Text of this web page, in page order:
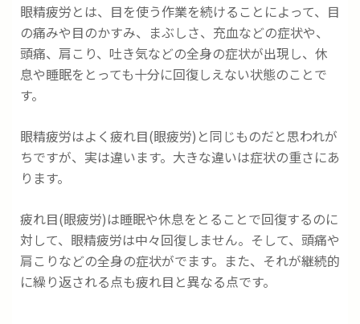
眼精疲労とは、目を使う作業を続けることによって、目
の痛みや目のかすみ、まぶしさ、充血などの症状や、
頭痛、肩こり、吐き気などの全身の症状が出現し、休
息や睡眠をとっても十分に回復しえない状態のことで
す。
眼精疲労はよく疲れ目(眼疲労)と同じものだと思われが
ちですが、実は違います。大きな違いは症状の重さにあ
ります。
疲れ目(眼疲労)は睡眠や休息をとることで回復するのに
対して、眼精疲労は中々回復しません。そして、頭痛や
肩こりなどの全身の症状がでます。また、それが継続的
に繰り返される点も疲れ目と異なる点です。